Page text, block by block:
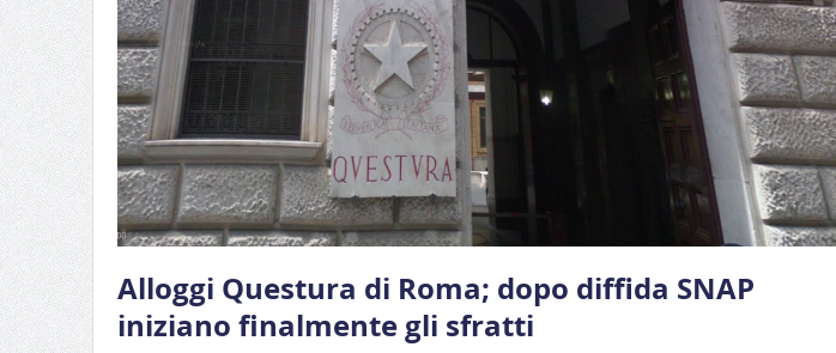
Alloggi Questura di Roma; dopo diffida SNAP
iniziano finalmente gli sfratti